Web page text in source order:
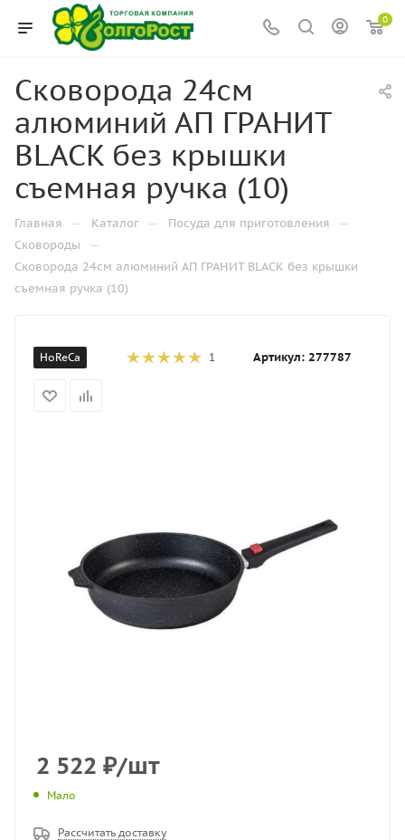
0
Сковорода 24см
алюминий АП ГРАНИТ
BLACK без крышки
съемная ручка (10)
Главная — Каталог — Посуда для приготовления —
Сковороды —
Сковорода 24см алюминий АП ГРАНИТ BLACK без крышки
съемная ручка (10)
HoReCa 1 Артикул: 277787
2 522 ₽/шт
Мало
Рассчитать доставку